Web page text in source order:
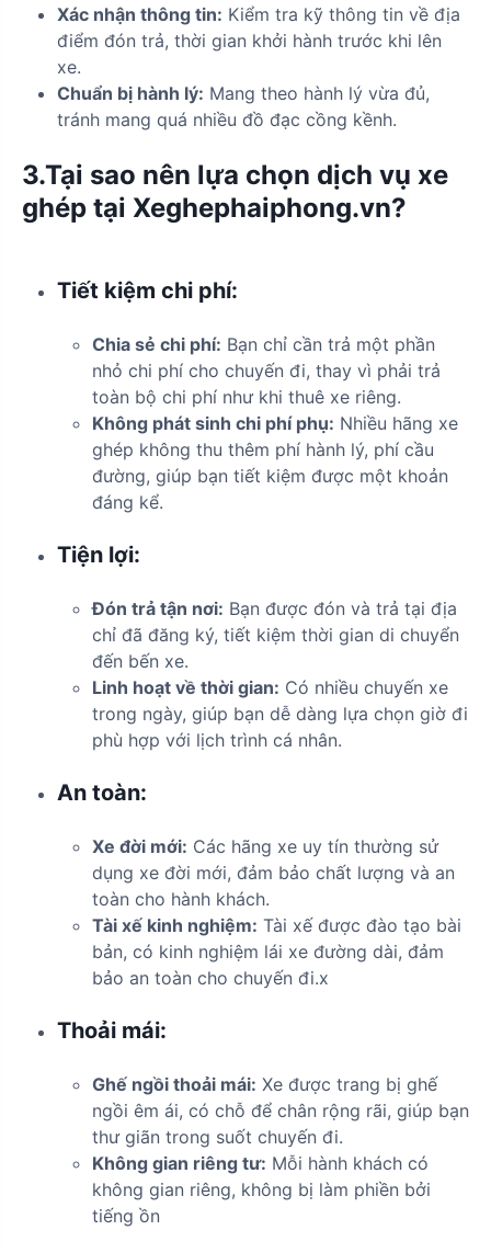
Xác nhận thông tin: Kiểm tra kỹ thông tin về địa
điểm đón trả, thời gian khởi hành trước khi lên
xe.
Chuẩn bị hành lý: Mang theo hành lý vừa đủ,
tránh mang quá nhiều đồ đạc cồng kềnh.
3.Tại sao nên lựa chọn dịch vụ xe
ghép tại Xeghephaiphong.vn?
Tiết kiệm chi phí:
Chia sẻ chi phí: Bạn chỉ cần trả một phần
nhỏ chi phí cho chuyến đi, thay vì phải trả
toàn bộ chi phí như khi thuê xe riêng.
Không phát sinh chi phí phụ: Nhiều hãng xe
ghép không thu thêm phí hành lý, phí cầu
đường, giúp bạn tiết kiệm được một khoản
đáng kể.
Tiện lợi:
Đón trả tận nơi: Bạn được đón và trả tại địa
chỉ đã đăng ký, tiết kiệm thời gian di chuyển
đến bến xe.
Linh hoạt về thời gian: Có nhiều chuyến xe
trong ngày, giúp bạn dễ dàng lựa chọn giờ đi
phù hợp với lịch trình cá nhân.
An toàn:
Xe đời mới: Các hãng xe uy tín thường sử
dụng xe đời mới, đảm bảo chất lượng và an
toàn cho hành khách.
Tài xế kinh nghiệm: Tài xế được đào tạo bài
bản, có kinh nghiệm lái xe đường dài, đảm
bảo an toàn cho chuyến đi.x
Thoải mái:
Ghế ngồi thoải mái: Xe được trang bị ghế
ngồi êm ái, có chỗ để chân rộng rãi, giúp bạn
thư giãn trong suốt chuyến đi.
Không gian riêng tư: Mỗi hành khách có
không gian riêng, không bị làm phiền bởi
tiếng ồn